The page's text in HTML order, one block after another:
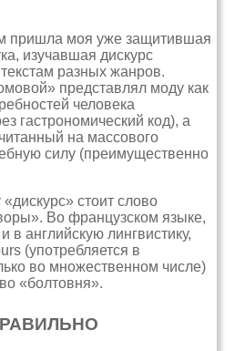
пришла моя уже защитившая
изучавшая дискурс
разных жанров.
представлял моду как
человека
гастрономический код), а
на массового
силу (преимущественно
стоит слово
Во французском языке,
в английскую лингвистику,
(употребляется в
во множественном числе)
«болтовня».